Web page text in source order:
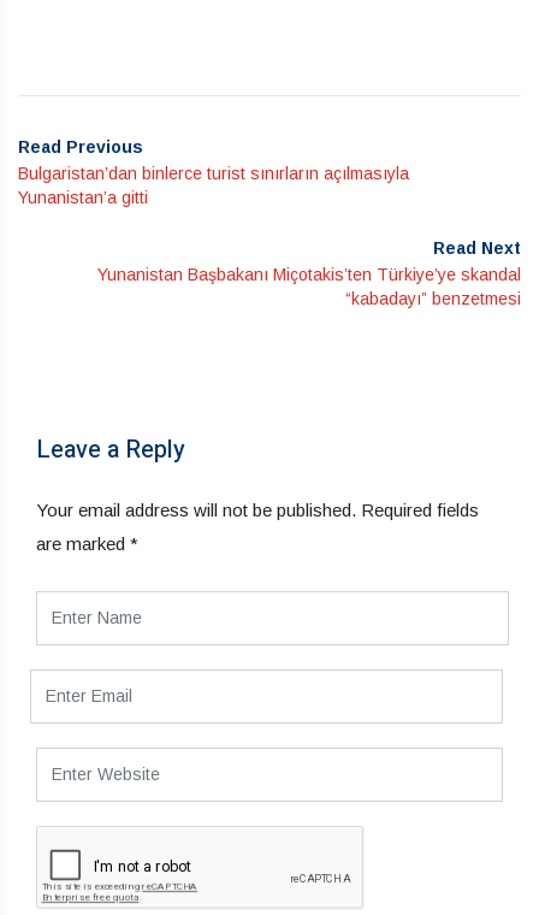
Read Previous
Bulgaristan’dan binlerce turist sınırların açılmasıyla
Yunanistan’a gitti
Read Next
Yunanistan Başbakanı Miçotakis’ten Türkiye’ye skandal
“kabadayı” benzetmesi
Leave a Reply
Your email address will not be published. Required fields
are marked *